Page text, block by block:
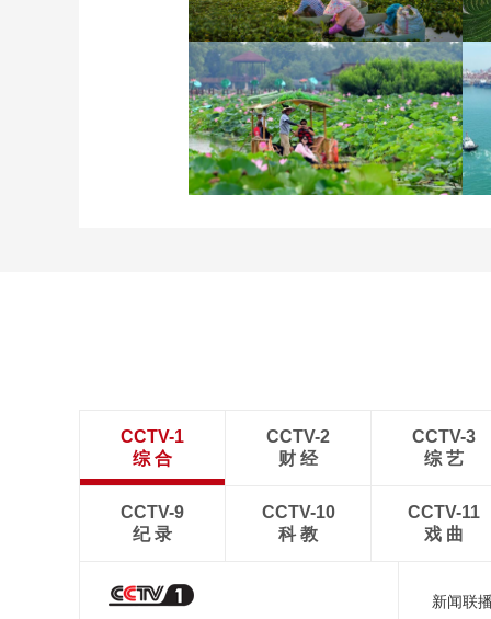
立秋近 采菱忙
CCTV-1
综 合
CCTV-2
财 经
CCTV-3
综 艺
CCTV-9
纪 录
CCTV-10
科 教
CCTV-11
戏 曲
新闻联